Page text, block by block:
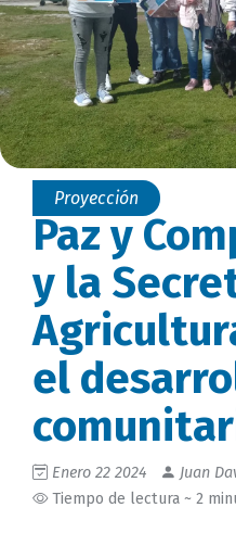
Proyección
Paz y
y la
el
Enero 22 2024
Juan
Tiempo de lectura ~ 2